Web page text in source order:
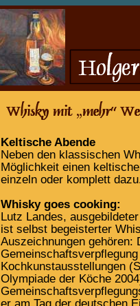
Keltische Abende
Neben den klassischen
Möglichkeit einen
einzeln oder komplett
Whisky goes cooking:
Lutz Landes,
ist selbst begeisterter
Auszeichnungen
Kochkunstausstellungen
Olympiade der Köche